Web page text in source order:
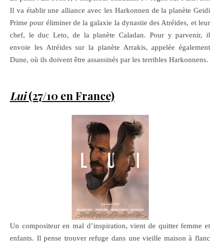
Il va établir une alliance avec les Harkonnen de la planète Geidi
Prime pour éliminer de la galaxie la dynastie des Atréides, et leur
chef, le duc Leto, de la planète Caladan. Pour y parvenir, il
envoie les Atréides sur la planète Arrakis, appelée également
Dune, où ils doivent être assassinés par les terribles Harkonnens.
Lui(27/10 en France)
Un compositeur en mal d’inspiration, vient de quitter femme et
enfants. Il pense trouver refuge dans une vieille maison à flanc